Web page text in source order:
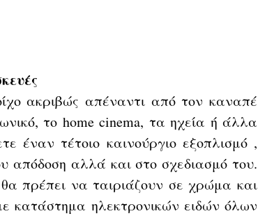
ακριβώς απέναντι από τον καναπέ
το home cinema, τα ηχεία ή άλλα
έναν τέτοιο καινούργιο εξοπλισμό ,
απόδοση αλλά και στο σχεδιασμό του.
πρέπει να ταιριάζουν σε χρώμα και
κατάστημα ηλεκτρονικών ειδών όλων